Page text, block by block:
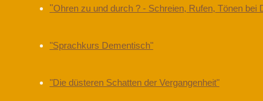
"Ohren zu und durch ? - Schreien, Rufen, Tönen bei
"Sprachkurs Dementisch"
"Die düsteren Schatten der Vergangenheit"